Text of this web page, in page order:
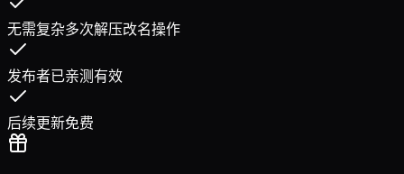
无需复杂多次解压改名操作
发布者已亲测有效
后续更新免费